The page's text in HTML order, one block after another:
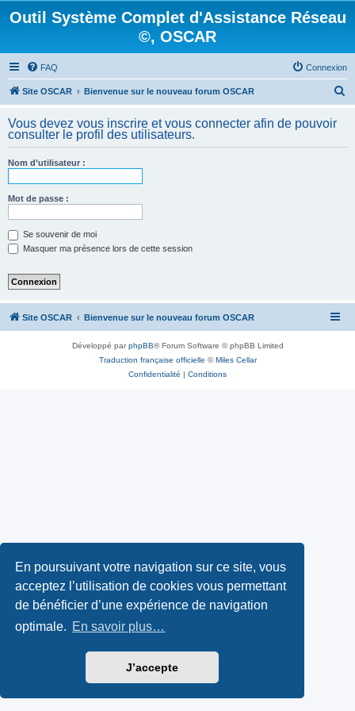
En poursuivant votre navigation sur ce site, vous
acceptez l’utilisation de cookies vous permettant
de bénéficier d’une expérience de navigation
optimale. En savoir plus…
J’accepte
Outil Système Complet d'Assistance Réseau
©, OSCAR
FAQ Connexion
Site OSCAR Bienvenue sur le nouveau forum OSCAR
h
Vous devez vous inscrire et vous connecter afin de pouvoir
consulter le profil des utilisateurs.
Nom d’utilisateur :
Mot de passe :
Se souvenir de moi
Masquer ma présence lors de cette session
Site OSCAR Bienvenue sur le nouveau forum OSCAR
Développé parphpBB® Forum Software © phpBB Limited
Traduction française officielle ©Miles Cellar
Confidentialité | Conditions